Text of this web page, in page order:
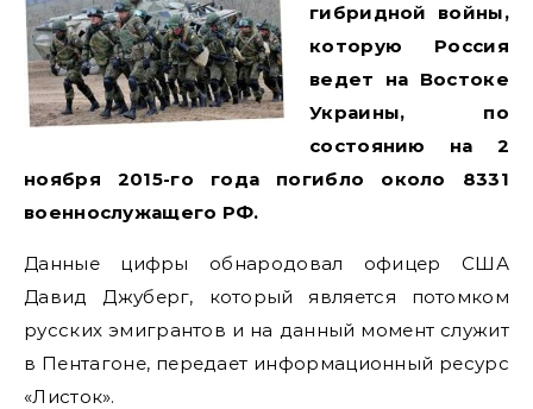
гибридной войны,
которую Россия
ведет на Востоке
Украины, по
состоянию на 2
ноября 2015-го года погибло около 8331
военнослужащего РФ.
Данные цифры обнародовал офицер США
Давид Джуберг, который является потомком
русских эмигрантов и на данный момент служит
в Пентагоне, передает информационный ресурс
«Листок».